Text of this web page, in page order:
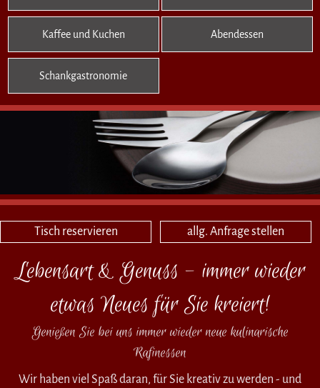
Kaffee und Kuchen Abendessen
Schankgastronomie
Tisch reservieren allg. Anfrage stellen
Lebensart & Genuss - immer wieder
etwas Neues für Sie kreiert!
Genießen Sie bei uns immer wieder neue kulinarische
Rafinessen
Wir haben viel Spaß daran, für Sie kreativ zu werden - und